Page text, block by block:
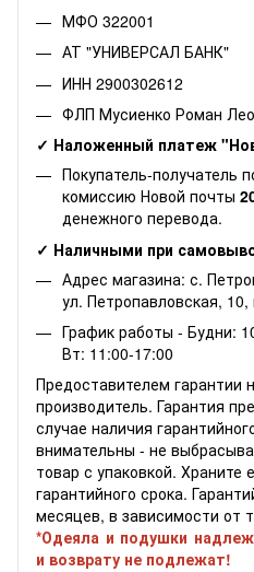
МФО 322001
АТ "УНИВЕРСАЛ БАНК"
ИНН 2900302612
ФЛП Мусиенко Роман
✓ Наложенный платеж
Покупатель-получатель
комиссию Новой почты
денежного перевода.
✓ Наличными при
Адрес магазина: с.
ул. Петропавловская,
График работы - Будни:
Вт: 11:00-17:00
Предоставителем гарантии
производитель. Гарантия
случае наличия
внимательны - не
товар с упаковкой. Храните
гарантийного срока.
месяцев, в зависимости от
*Одеяла и подушки
и возврату не подлежат!